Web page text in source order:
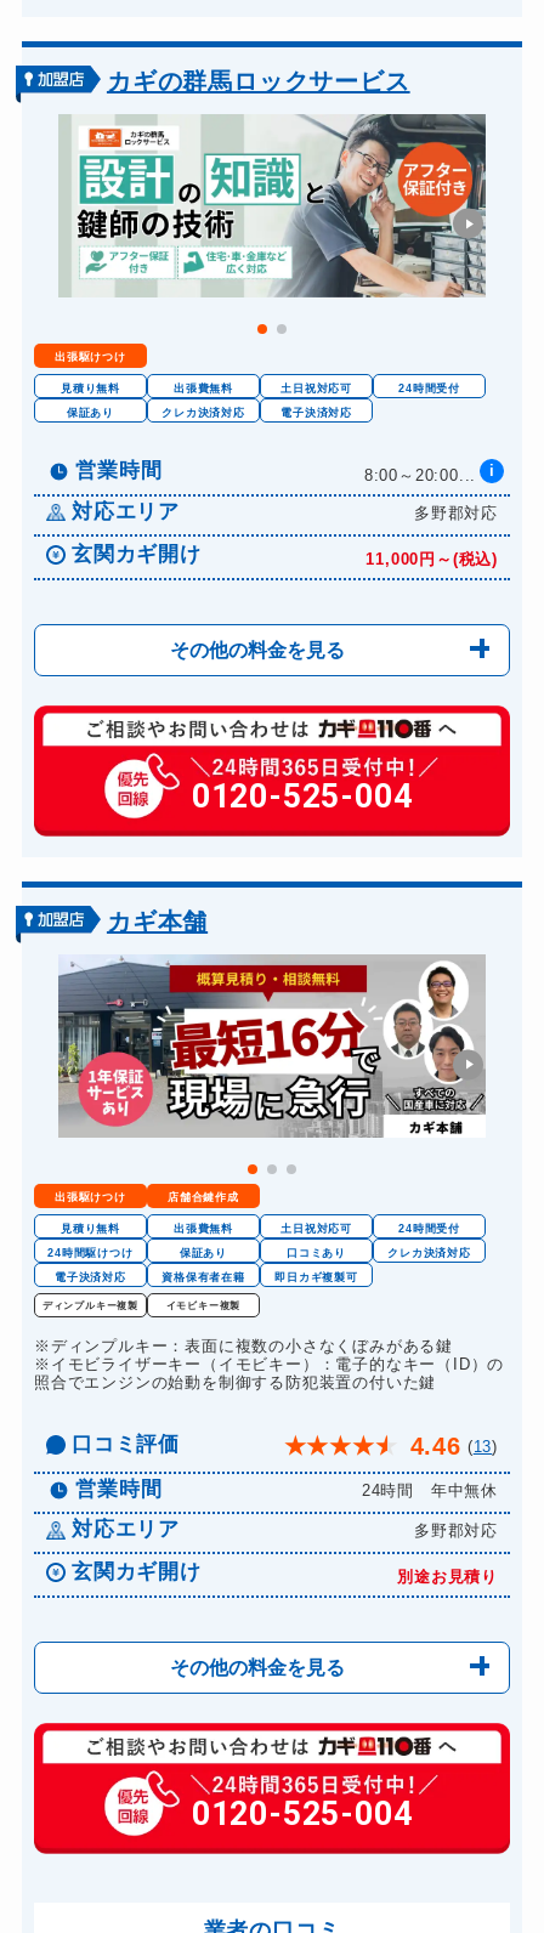
バイクカギ開け 13,200円～(税込)
バイクカギ作成 16,500円～(税込)
スーツケースカギ開け 8,800円～(税込)
スーツケースカギ作成 8,800円～(税込)
金庫カギ開け 14,300円～(税込)
金庫カギ修理 11,000円～(税込)
ロッカーカギ開け 8,800円～(税込)
ドアノブカギ開け 10,780円～(税込)
ドアノブカギ作成 8,800円～(税込)
ドアノブカギ交換 11,000円～(税込)
カギの群馬ロックサービス
出張駆けつけ
見積り無料 出張費無料 土日祝対応可
24時間受付
保証あり
クレカ決済対応 電子決済対応
営業時間 8:00～20:00... i
対応エリア 多野郡対応
玄関カギ開け 11,000円～(税込)
その他の料金を見る
玄関カギ修理 6,600円～(税込)
玄関カギ作成 14,300円～(税込)
玄関カギ交換 14,300円～(税込)
バイクカギ開け
バイクカギ作成 16,500円～(税込)...
スーツケースカギ開け 8,800円～(税込)
金庫カギ開け 14,300円～(税込)...
金庫カギ修理 11,000円～(税込)
金庫カギ交換 11,000円～(税込)
ドアノブカギ開け 10,780円～(税込)
ドアノブカギ作成 8,800円～(税込)
ドアノブカギ交換
0120-525-004
カギ本舗
出張駆けつけ 店舗合鍵作成
見積り無料 出張費無料 土日祝対応可
24時間受付
24時間駆けつけ
保証あり 口コミあり
クレカ決済対応
電子決済対応
資格保有者在籍 即日カギ複製可
ディンプルキー複製 イモビキー複製
※ディンプルキー：表面に複数の小さなくぼみがある鍵
※イモビライザーキー（イモビキー）：電子的なキー（ID）の
照合でエンジンの始動を制御する防犯装置の付いた鍵
口コミ評価 ★★★★★ 4.46 (13)
営業時間 24時間 年中無休
対応エリア 多野郡対応
玄関カギ開け 別途お見積り
その他の料金を見る
玄関カギ開け 別途お見積り
玄関カギ修理 別途お見積り
玄関カギ作成 別途お見積り
0120-525-004